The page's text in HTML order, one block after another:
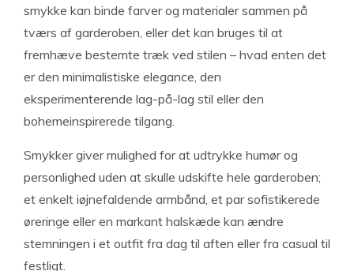
smykke kan binde farver og materialer sammen på
tværs af garderoben, eller det kan bruges til at
fremhæve bestemte træk ved stilen – hvad enten det
er den minimalistiske elegance, den
eksperimenterende lag-på-lag stil eller den
bohemeinspirerede tilgang.
Smykker giver mulighed for at udtrykke humør og
personlighed uden at skulle udskifte hele garderoben;
et enkelt iøjnefaldende armbånd, et par sofistikerede
øreringe eller en markant halskæde kan ændre
stemningen i et outfit fra dag til aften eller fra casual til
festligt.